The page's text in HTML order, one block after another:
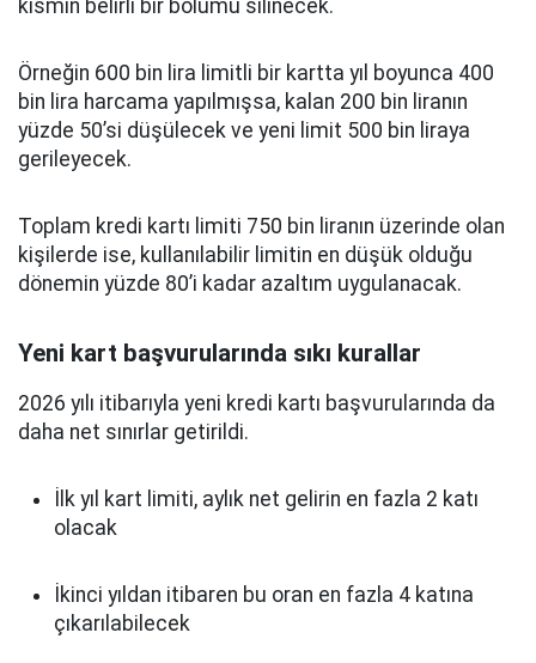
kısmın belirli bir bölümü silinecek.
Örneğin 600 bin lira limitli bir kartta yıl boyunca 400
bin lira harcama yapılmışsa, kalan 200 bin liranın
yüzde 50’si düşülecek ve yeni limit 500 bin liraya
gerileyecek.
Toplam kredi kartı limiti 750 bin liranın üzerinde olan
kişilerde ise, kullanılabilir limitin en düşük olduğu
dönemin yüzde 80’i kadar azaltım uygulanacak.
Yeni kart başvurularında sıkı kurallar
2026 yılı itibarıyla yeni kredi kartı başvurularında da
daha net sınırlar getirildi.
İlk yıl kart limiti, aylık net gelirin en fazla 2 katı
olacak
İkinci yıldan itibaren bu oran en fazla 4 katına
çıkarılabilecek